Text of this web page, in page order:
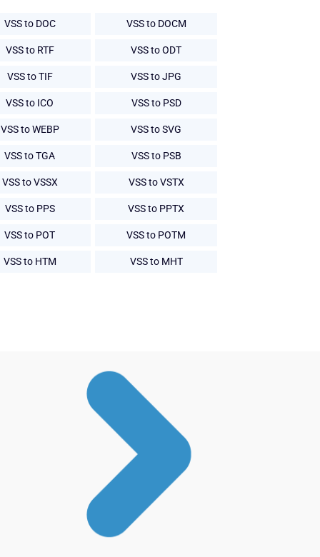
VSS to DOC VSS to DOCM
VSS to RTF VSS to ODT
VSS to TIF VSS to JPG
VSS to ICO VSS to PSD
VSS to WEBP VSS to SVG
VSS to TGA VSS to PSB
VSS to VSSX VSS to VSTX
VSS to PPS VSS to PPTX
VSS to POT VSS to POTM
VSS to HTM VSS to MHT